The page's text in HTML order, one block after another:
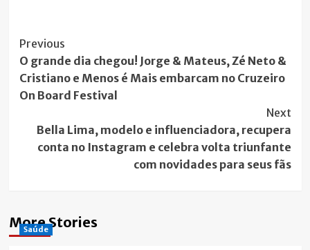
Post
Navigation
Previous
O grande dia chegou! Jorge & Mateus, Zé Neto &
Cristiano e Menos é Mais embarcam no Cruzeiro
On Board Festival
Next
Bella Lima, modelo e influenciadora, recupera
conta no Instagram e celebra volta triunfante
com novidades para seus fãs
More Stories
Saúde